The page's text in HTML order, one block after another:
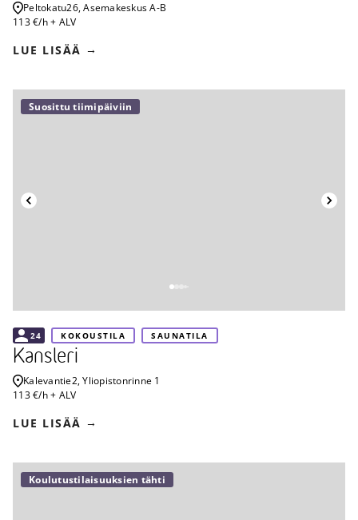
Peltokatu26, Asemakeskus A-B
113 €/h + ALV
LUE LISÄÄ
Suosittu tiimipäiviin
24 KOKOUSTILA SAUNATILA
Kansleri
Kalevantie2, Yliopistonrinne 1
113 €/h + ALV
LUE LISÄÄ
Koulutustilaisuuksien tähti